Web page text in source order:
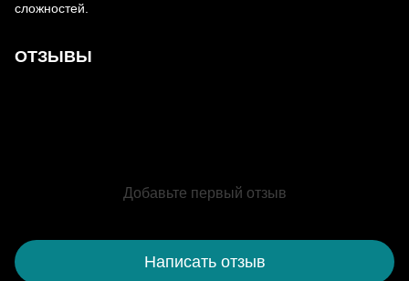
сложностей.
ОТЗЫВЫ
Добавьте первый отзыв
Написать отзыв